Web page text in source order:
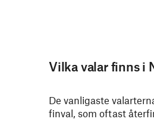
Vilka valar finns i
De vanligaste
finval, som oftast